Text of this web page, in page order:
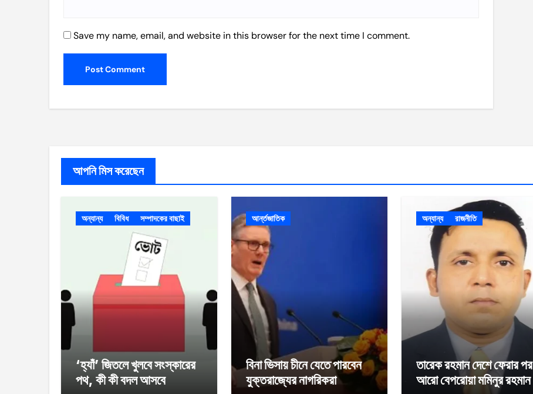
Save my name, email, and website in this browser for the next time I comment.
আপনি মিস করেছেন
অন্যান্য বিবিধ সম্পাদকের বাছাই
‘হ্যাঁ’ জিতলে খুলবে সংস্কারের
পথ, কী কী বদল আসবে
আর্ন্তজাতিক
বিনা ভিসায় চীনে যেতে পারবেন
যুক্তরাজ্যের নাগরিকরা
অন্যান্য রাজনীতি
তারেক রহমান দেশে ফেরার পর
আরো বেপরোয়া মমিনুর রহমান